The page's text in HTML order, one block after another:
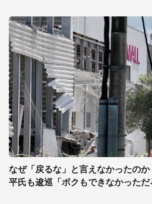
なぜ「戻るな」と言えなかったの
平氏も逡巡「ボクもできなかっただ